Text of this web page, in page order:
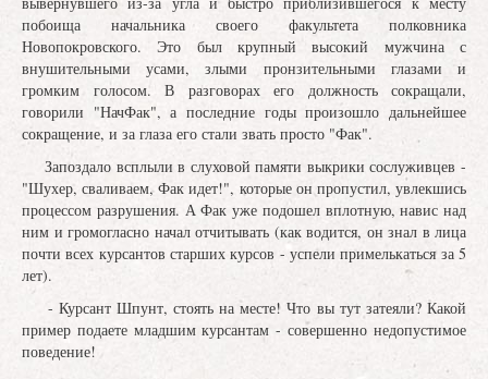
побоища начальника своего факультета полковника
Новопокровского. Это был крупный высокий мужчина с
внушительными усами, злыми пронзительными глазами и
громким голосом. В разговорах его должность сокращали,
говорили "НачФак", а последние годы произошло дальнейшее
сокращение, и за глаза его стали звать просто "Фак".
Запоздало всплыли в слуховой памяти выкрики сослуживцев -
"Шухер, сваливаем, Фак идет!", которые он пропустил, увлекшись
процессом разрушения. А Фак уже подошел вплотную, навис над
ним и громогласно начал отчитывать (как водится, он знал в лица
почти всех курсантов старших курсов - успели примелькаться за 5
лет).
- Курсант Шпунт, стоять на месте! Что вы тут затеяли? Какой
пример подаете младшим курсантам - совершенно недопустимое
поведение!